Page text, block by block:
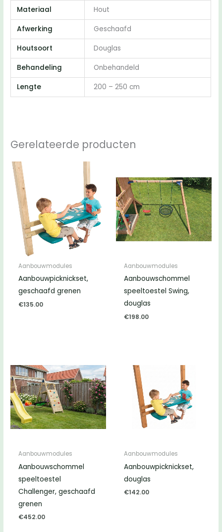
Materiaal Hout
Afwerking Geschaafd
Houtsoort Douglas
Behandeling Onbehandeld
Lengte 200 – 250 cm
Gerelateerde producten
Aanbouwmodules
Aanbouwpicknickset,
geschaafd grenen
€135.00
Aanbouwmodules
Aanbouwschommel
speeltoestel Swing,
douglas
€198.00
Aanbouwmodules
Aanbouwschommel
speeltoestel
Challenger, geschaafd
grenen
€452.00
Aanbouwmodules
Aanbouwpicknickset,
douglas
€142.00